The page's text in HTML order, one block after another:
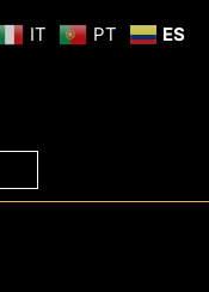
IT PT ES